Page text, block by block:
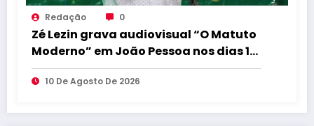
Redação 0
Zé Lezin grava audiovisual “O Matuto
Moderno” em João Pessoa nos dias 15
e 16 de agosto
10 De Agosto De 2026